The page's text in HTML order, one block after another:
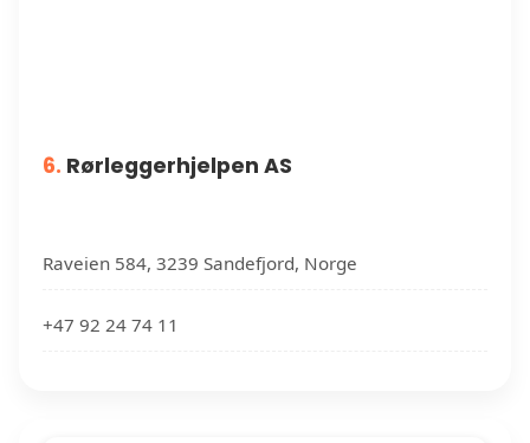
6. Rørleggerhjelpen AS
Raveien 584, 3239 Sandefjord, Norge
+47 92 24 74 11